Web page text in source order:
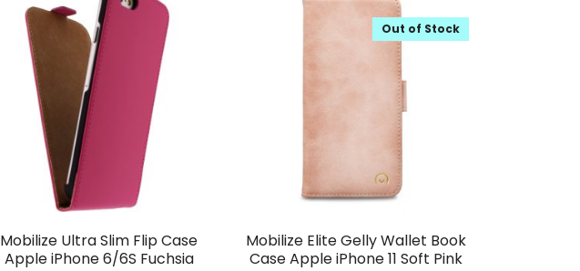
Mobilize Ultra Slim Flip Case
Apple iPhone 6/6S Fuchsia
Mobilize Elite Gelly Wallet Book
Case Apple iPhone 11 Soft Pink
Out of Stock